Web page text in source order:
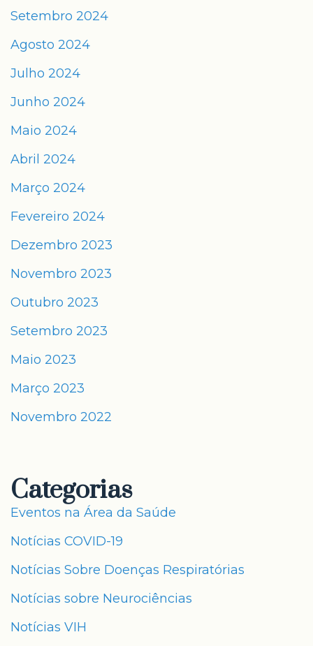
Setembro 2024
Agosto 2024
Julho 2024
Junho 2024
Maio 2024
Abril 2024
Março 2024
Fevereiro 2024
Dezembro 2023
Novembro 2023
Outubro 2023
Setembro 2023
Maio 2023
Março 2023
Novembro 2022
Categorias
Eventos na Área da Saúde
Notícias COVID-19
Notícias Sobre Doenças Respiratórias
Notícias sobre Neurociências
Notícias VIH